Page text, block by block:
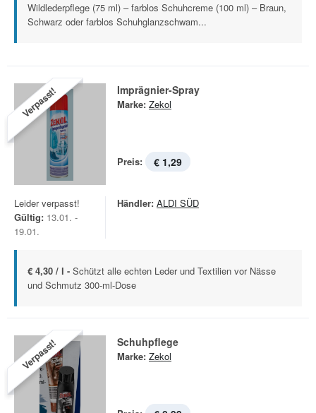
Wildlederpflege (75 ml) – farblos Schuhcreme (100 ml) – Braun,
Schwarz oder farblos Schuhglanzschwam...
Verpasst! Imprägnier-Spray
Marke: Zekol
Preis: € 1,29
Leider verpasst!
Gültig: 13.01. -
19.01.
Händler: ALDI SÜD
€ 4,30 / l - Schützt alle echten Leder und Textilien vor Nässe
und Schmutz 300-ml-Dose
Verpasst! Schuhpflege
Marke: Zekol